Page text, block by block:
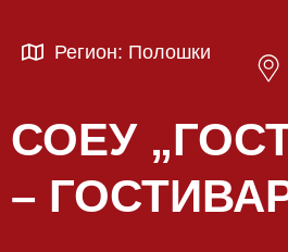
Регион: Полошки
СОЕУ
–